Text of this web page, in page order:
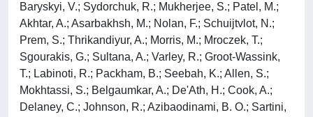
Baryskyi, V.; Sydorchuk, R.; Mukherjee, S.; Patel, M.;
Akhtar, A.; Asarbakhsh, M.; Nolan, F.; Schuijtvlot, N.;
Prem, S.; Thrikandiyur, A.; Morris, M.; Mroczek, T.;
Sgourakis, G.; Sultana, A.; Varley, R.; Groot-Wassink,
T.; Labinoti, R.; Packham, B.; Seebah, K.; Allen, S.;
Mokhtassi, S.; Belgaumkar, A.; De'Ath, H.; Cook, A.;
Delaney, C.; Johnson, R.; Azibaodinami, B. O.; Sartini,